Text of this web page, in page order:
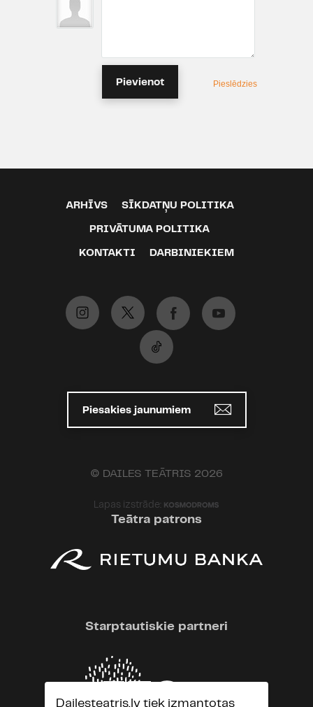
Pievienot Pieslēdzies
ARHĪVS SĪKDATŅU POLITIKA
PRIVĀTUMA POLITIKA
KONTAKTI DARBINIEKIEM
Piesakies jaunumiem
© DAILES TEĀTRIS 2026
Lapas izstrāde:
Teātra patrons
Starptautiskie partneri
Dailesteatris.lv tiek izmantotas